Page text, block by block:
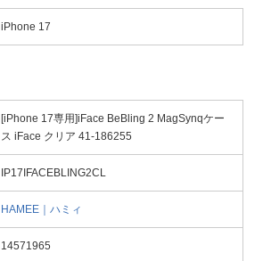
iPhone 17
[iPhone 17専用]iFace BeBling 2 MagSynqケー
ス iFace クリア 41-186255
IP17IFACEBLING2CL
HAMEE｜ハミィ
14571965